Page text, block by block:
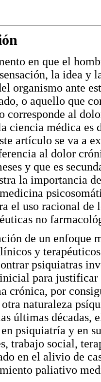
en que el
la idea y
organismo ante
o aquello que
corresponde al
ciencia médica es
artículo se va a
al dolor
y que es
la importancia
el uso racional
no
de un enfoque
y
psiquiatras
para
crónica, por
otra naturaleza
últimas décadas,
psiquiatría y en
trabajo social,
en el alivio de
paliativo